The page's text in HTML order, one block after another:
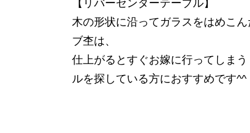
【リバーセンターテーブル】
木の形状に沿ってガラスをはめこ
ブ杢は、
仕上がるとすぐお嫁に行ってしま
ルを探している方におすすめです^^